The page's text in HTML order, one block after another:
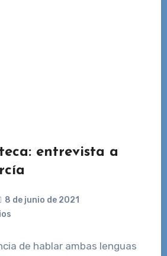
entrevista a
8 de junio de 2021
de hablar ambas lenguas